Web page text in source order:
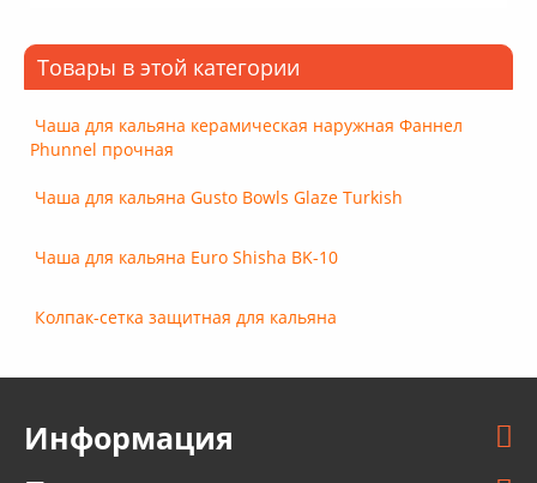
Товары в этой категории
Чаша для кальяна керамическая наружная Фаннел
Phunnel прочная
Чаша для кальяна Gusto Bowls Glaze Turkish
Чаша для кальяна Euro Shisha BK-10
Колпак-сетка защитная для кальяна
Информация